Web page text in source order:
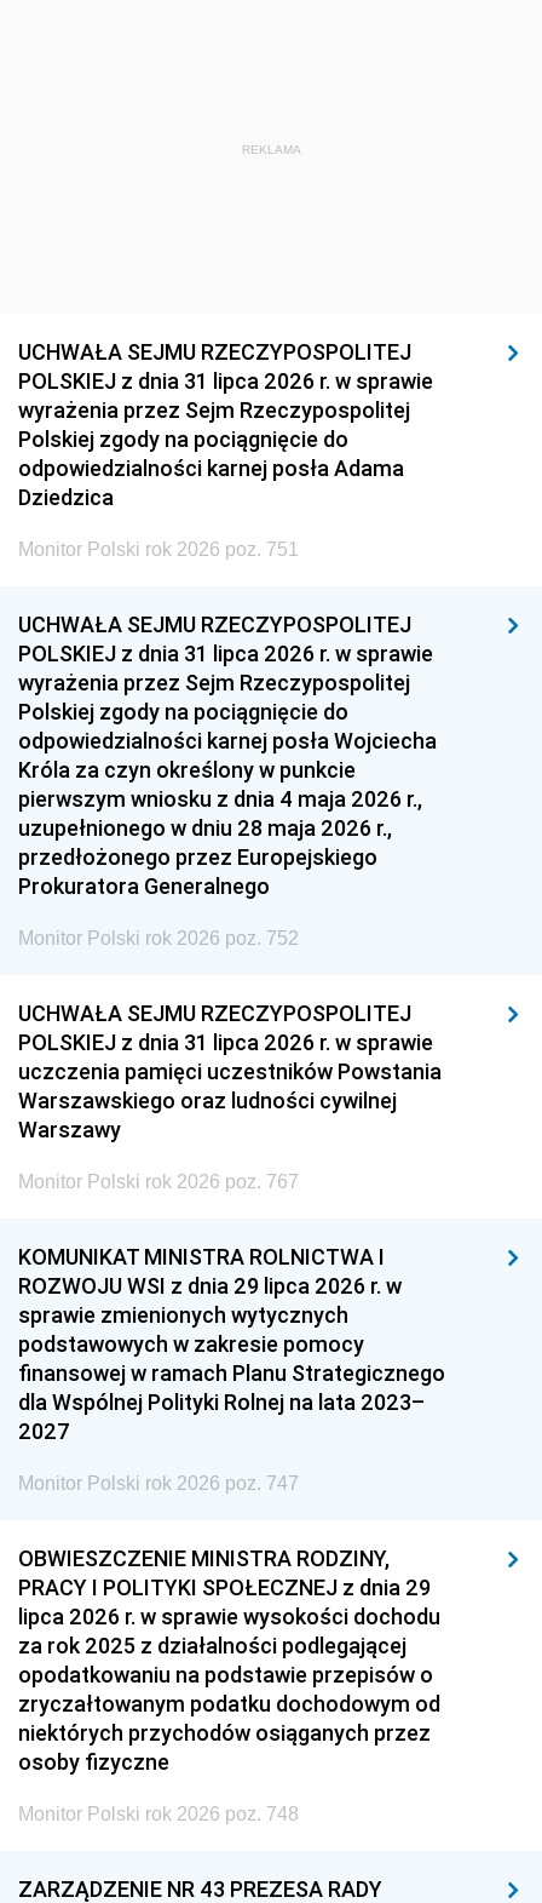
REKLAMA
UCHWAŁA SEJMU RZECZYPOSPOLITEJ
POLSKIEJ z dnia 31 lipca 2026 r. w sprawie
wyrażenia przez Sejm Rzeczypospolitej
Polskiej zgody na pociągnięcie do
odpowiedzialności karnej posła Adama
Dziedzica
Monitor Polski rok 2026 poz. 751
UCHWAŁA SEJMU RZECZYPOSPOLITEJ
POLSKIEJ z dnia 31 lipca 2026 r. w sprawie
wyrażenia przez Sejm Rzeczypospolitej
Polskiej zgody na pociągnięcie do
odpowiedzialności karnej posła Wojciecha
Króla za czyn określony w punkcie
pierwszym wniosku z dnia 4 maja 2026 r.,
uzupełnionego w dniu 28 maja 2026 r.,
przedłożonego przez Europejskiego
Prokuratora Generalnego
Monitor Polski rok 2026 poz. 752
UCHWAŁA SEJMU RZECZYPOSPOLITEJ
POLSKIEJ z dnia 31 lipca 2026 r. w sprawie
uczczenia pamięci uczestników Powstania
Warszawskiego oraz ludności cywilnej
Warszawy
Monitor Polski rok 2026 poz. 767
KOMUNIKAT MINISTRA ROLNICTWA I
ROZWOJU WSI z dnia 29 lipca 2026 r. w
sprawie zmienionych wytycznych
podstawowych w zakresie pomocy
finansowej w ramach Planu Strategicznego
dla Wspólnej Polityki Rolnej na lata 2023–
2027
Monitor Polski rok 2026 poz. 747
OBWIESZCZENIE MINISTRA RODZINY,
PRACY I POLITYKI SPOŁECZNEJ z dnia 29
lipca 2026 r. w sprawie wysokości dochodu
za rok 2025 z działalności podlegającej
opodatkowaniu na podstawie przepisów o
zryczałtowanym podatku dochodowym od
niektórych przychodów osiąganych przez
osoby fizyczne
Monitor Polski rok 2026 poz. 748
ZARZĄDZENIE NR 43 PREZESA RADY